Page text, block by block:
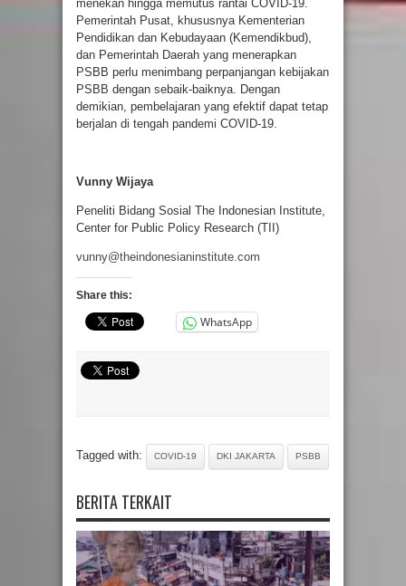
menekan hingga memutus rantai COVID-19.
Pemerintah Pusat, khususnya Kementerian
Pendidikan dan Kebudayaan (Kemendikbud),
dan Pemerintah Daerah yang menerapkan
PSBB perlu menimbang perpanjangan kebijakan
PSBB dengan sebaik-baiknya. Dengan
demikian, pembelajaran yang efektif dapat tetap
berjalan di tengah pandemi COVID-19.
Vunny Wijaya
Peneliti Bidang Sosial The Indonesian Institute,
Center for Public Policy Research (TII)
vunny@theindonesianinstitute.com
Share this:
WhatsApp
Tagged with: COVID-19 DKI JAKARTA PSBB
BERITA TERKAIT